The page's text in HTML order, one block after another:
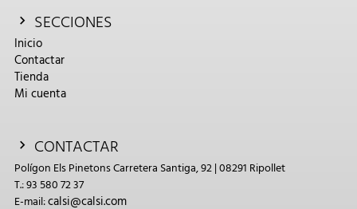
SECCIONES
Inicio
Contactar
Tienda
Mi cuenta
CONTACTAR
Polígon Els Pinetons Carretera Santiga, 92 | 08291 Ripollet
T.: 93 580 72 37
E-mail:calsi@calsi.com